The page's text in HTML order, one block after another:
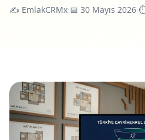
✍️ EmlakCRMx·📅 30 Mayıs 2026·